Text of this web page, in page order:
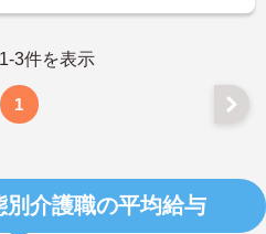
3件を表示
1
介護職の平均給与